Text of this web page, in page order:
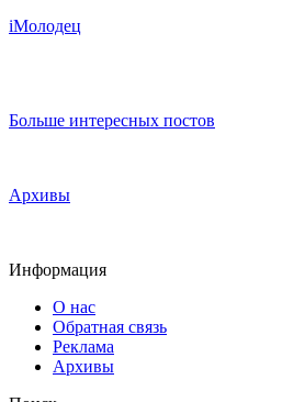
iМолодец
Больше интересных постов
Архивы
Информация
О нас
Обратная связь
Реклама
Архивы